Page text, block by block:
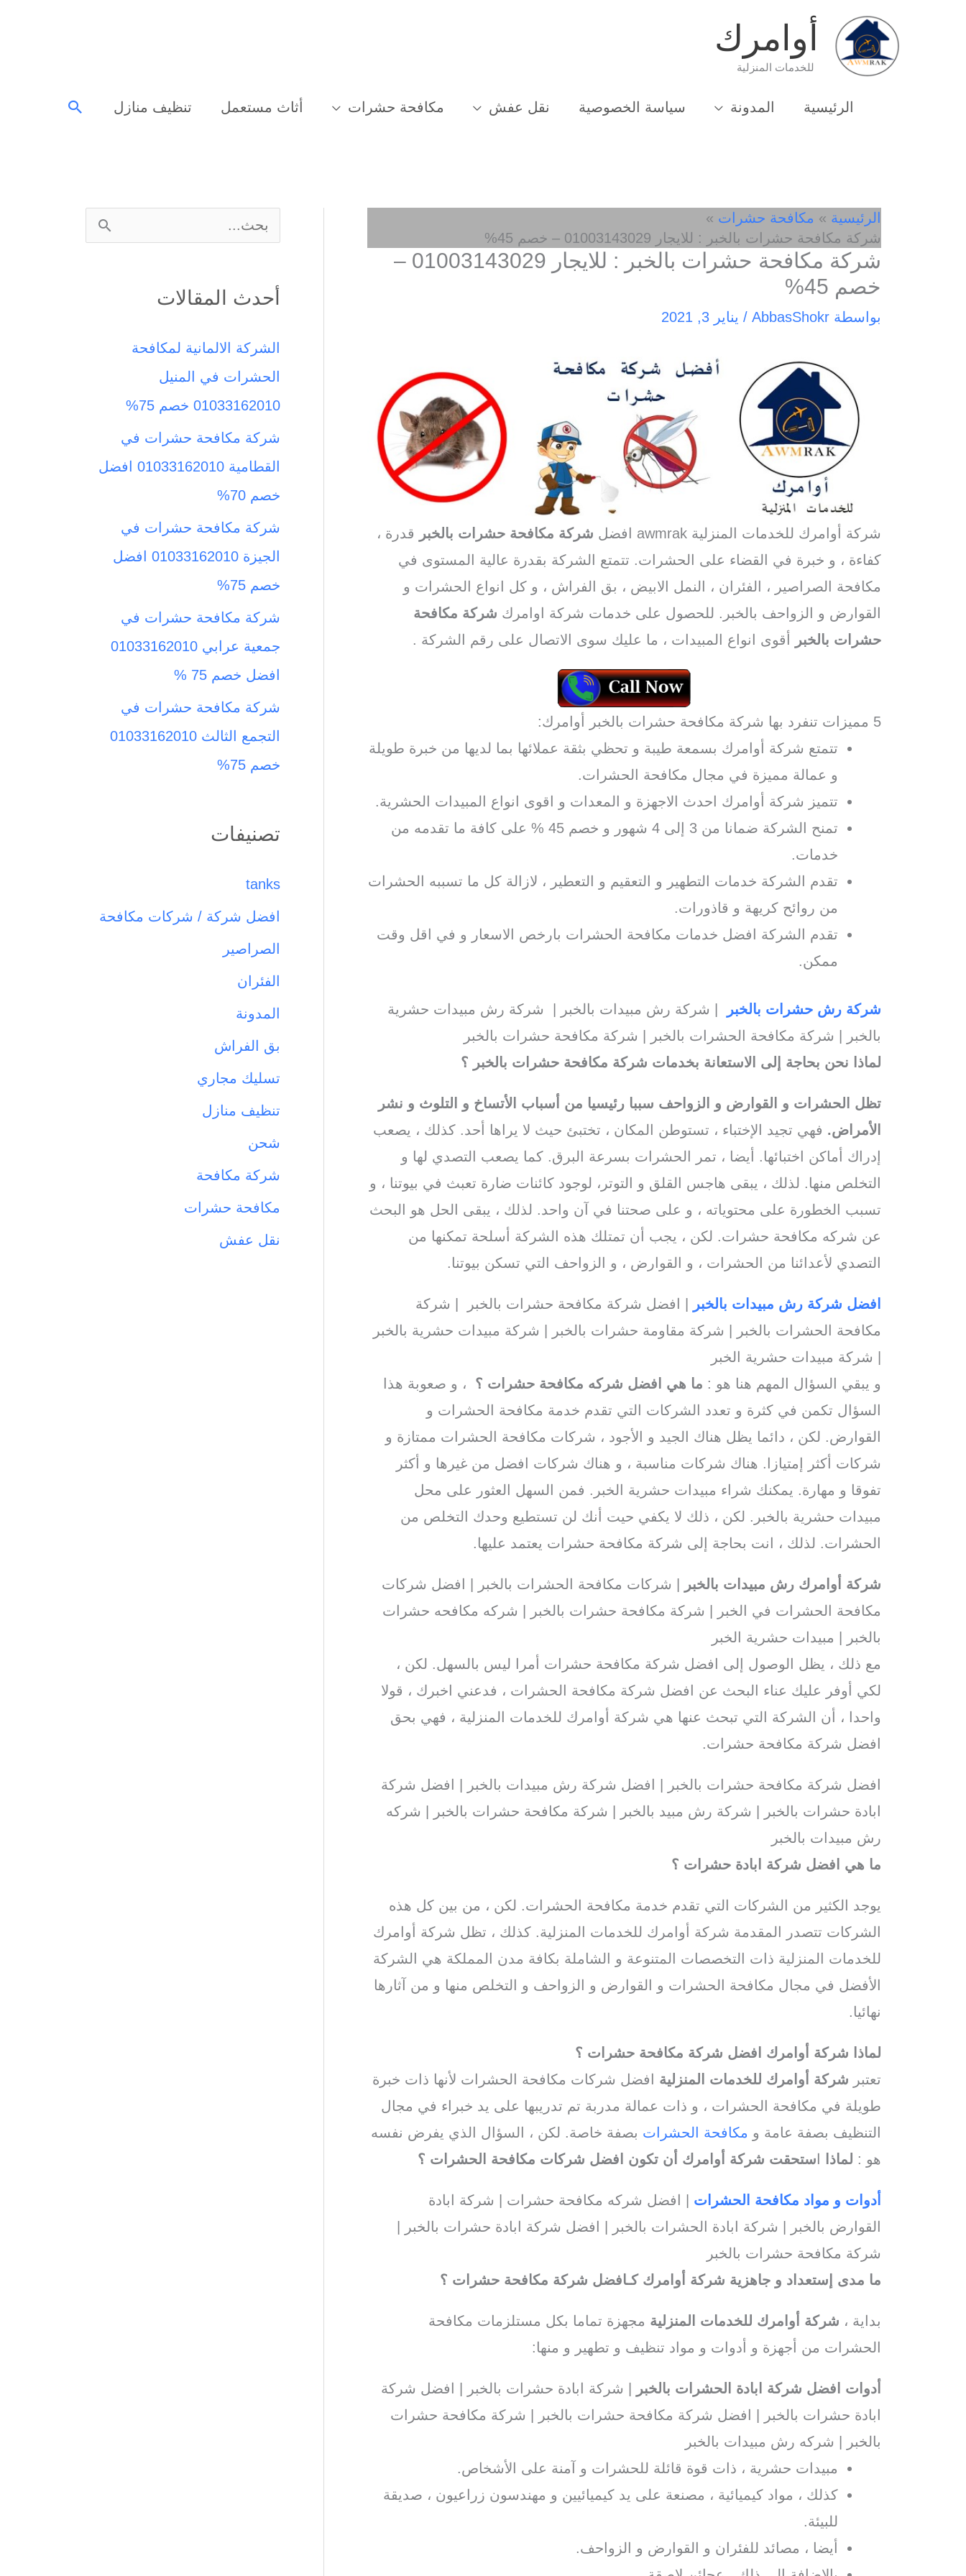
أوامرك
للخدمات المنزلية
الرئيسية المدونة سياسة الخصوصية نقل عفش مكافحة حشرات أثاث مستعمل تنظيف منازل البحث
الرئيسية
مكافحة حشرات
شركة مكافحة حشرات بالخبر : للايجار 01003143029 – خصم 45%
شركة مكافحة حشرات بالخبر : للايجار 01003143029 –
خصم 45%
بواسطة AbbasShokr
/ يناير 3, 2021
شركة أوامرك للخدمات المنزلية awmrak افضل شركة مكافحة حشرات بالخبر
قدرة ،
كفاءة ، و خبرة في القضاء على الحشرات. تتمتع الشركة بقدرة عالية المستوى في
مكافحة الصراصير ، الفئران ، النمل الابيض ، بق الفراش ، و كل انواع الحشرات و
القوارض و الزواحف بالخبر. للحصول على خدمات شركة اوامرك شركة مكافحة
حشرات بالخبر
أقوى انواع المبيدات ، ما عليك سوى الاتصال على رقم الشركة .
5 مميزات تنفرد بها شركة مكافحة حشرات بالخبر أوامرك:
تتمتع شركة أوامرك بسمعة طيبة و تحظي بثقة عملائها بما لديها من خبرة طويلة
و عمالة مميزة في مجال مكافحة الحشرات.
تتميز شركة أوامرك احدث الاجهزة و المعدات و اقوى انواع المبيدات الحشرية.
تمنح الشركة ضمانا من 3 إلى 4 شهور و خصم 45 % على كافة ما تقدمه من
خدمات.
تقدم الشركة خدمات التطهير و التعقيم و التعطير ، لازالة كل ما تسببه الحشرات
من روائح كريهة و قاذورات.
تقدم الشركة افضل خدمات مكافحة الحشرات بارخص الاسعار و في اقل وقت
ممكن.
شركة رش حشرات بالخبر
| شركة رش مبيدات بالخبر | شركة رش مبيدات حشرية
بالخبر | شركة مكافحة الحشرات بالخبر | شركة مكافحة حشرات بالخبر
لماذا نحن بحاجة إلى الاستعانة بخدمات شركة مكافحة حشرات بالخبر ؟
تظل الحشرات و القوارض و الزواحف سببا رئيسيا من أسباب الأتساخ و التلوث و نشر
الأمراض. فهي تجيد الإختباء ، تستوطن المكان ، تختبئ حيث لا يراها أحد. كذلك ، يصعب
إدراك أماكن اختبائها. أيضا ، تمر الحشرات بسرعة البرق. كما يصعب التصدي لها و
التخلص منها. لذلك ، يبقى هاجس القلق و التوتر، لوجود كائنات ضارة تعبث في بيوتنا ، و
تسبب الخطورة على محتوياته ، و على صحتنا في آن واحد. لذلك ، يبقى الحل هو البحث
عن شركه مكافحة حشرات. لكن ، يجب أن تمتلك هذه الشركة أسلحة تمكنها من
التصدي لأعدائنا من الحشرات ، و القوارض ، و الزواحف التي تسكن بيوتنا.
افضل شركة رش مبيدات بالخبر | افضل شركة مكافحة حشرات بالخبر | شركة
مكافحة الحشرات بالخبر | شركة مقاومة حشرات بالخبر | شركة مبيدات حشرية بالخبر
| شركة مبيدات حشرية الخبر
و يبقي السؤال المهم هنا هو : ما هي افضل شركه مكافحة حشرات ؟ ، و صعوبة هذا
السؤال تكمن في كثرة و تعدد الشركات التي تقدم خدمة مكافحة الحشرات و
القوارض. لكن ، دائما يظل هناك الجيد و الأجود ، شركات مكافحة الحشرات ممتازة و
شركات أكثر إمتيازا. هناك شركات مناسبة ، و هناك شركات افضل من غيرها و أكثر
تفوقا و مهارة. يمكنك شراء مبيدات حشرية الخبر. فمن السهل العثور على محل
مبيدات حشرية بالخبر. لكن ، ذلك لا يكفي حيت أنك لن تستطيع وحدك التخلص من
الحشرات. لذلك ، انت بحاجة إلى شركة مكافحة حشرات يعتمد عليها.
شركة أوامرك رش مبيدات بالخبر | شركات مكافحة الحشرات بالخبر | افضل شركات
مكافحة الحشرات في الخبر | شركة مكافحة حشرات بالخبر | شركه مكافحه حشرات
بالخبر | مبيدات حشرية الخبر
مع ذلك ، يظل الوصول إلى افضل شركة مكافحة حشرات أمرا ليس بالسهل. لكن ،
لكي أوفر عليك عناء البحث عن افضل شركة مكافحة الحشرات ، فدعني اخبرك ، قولا
واحدا ، أن الشركة التي تبحث عنها هي شركة أوامرك للخدمات المنزلية ، فهي بحق
افضل شركة مكافحة حشرات.
افضل شركة مكافحة حشرات بالخبر | افضل شركة رش مبيدات بالخبر | افضل شركة
ابادة حشرات بالخبر | شركة رش مبيد بالخبر | شركة مكافحة حشرات بالخبر | شركه
رش مبيدات بالخبر
ما هي افضل شركة ابادة حشرات ؟
يوجد الكثير من الشركات التي تقدم خدمة مكافحة الحشرات. لكن ، من بين كل هذه
الشركات تتصدر المقدمة شركة أوامرك للخدمات المنزلية. كذلك ، تظل شركة أوامرك
للخدمات المنزلية ذات التخصصات المتنوعة و الشاملة بكافة مدن المملكة هي الشركة
الأفضل في مجال مكافحة الحشرات و القوارض و الزواحف و التخلص منها و من آثارها
نهائيا.
لماذا شركة أوامرك افضل شركة مكافحة حشرات ؟
تعتبر شركة أوامرك للخدمات المنزلية افضل شركات مكافحة الحشرات لأنها ذات خبرة
طويلة في مكافحة الحشرات ، و ذات عمالة مدربة تم تدريبها على يد خبراء في مجال
التنظيف بصفة عامة و مكافحة الحشرات بصفة خاصة. لكن ، السؤال الذي يفرض نفسه
هو : لماذا استحقت شركة أوامرك أن تكون افضل شركات مكافحة الحشرات ؟
أدوات و مواد مكافحة الحشرات | افضل شركه مكافحة حشرات | شركة ابادة
القوارض بالخبر | شركة ابادة الحشرات بالخبر | افضل شركة ابادة حشرات بالخبر |
شركة مكافحة حشرات بالخبر
ما مدى إستعداد و جاهزية شركة أوامرك كـافضل شركة مكافحة حشرات ؟
بداية ، شركة أوامرك للخدمات المنزلية مجهزة تماما بكل مستلزمات مكافحة
الحشرات من أجهزة و أدوات و مواد تنظيف و تطهير و منها:
أدوات افضل شركة ابادة الحشرات بالخبر | شركة ابادة حشرات بالخبر | افضل شركة
ابادة حشرات بالخبر | افضل شركة مكافحة حشرات بالخبر | شركة مكافحة حشرات
بالخبر | شركه رش مبيدات بالخبر
مبيدات حشرية ، ذات قوة قائلة للحشرات و آمنة على الأشخاص.
كذلك ، مواد كيميائية ، مصنعة على يد كيميائيين و مهندسون زراعيون ، صديقة
للبيئة.
أيضا ، مصائد للفئران و القوارض و الزواحف.
ب
ث
ع
ن
أحدث المقالات
الشركة الالمانية لمكافحة
الحشرات في المنيل
01033162010 خصم 75%
شركة مكافحة حشرات في
القطامية 01033162010 افضل
خصم 70%
شركة مكافحة حشرات في
الجيزة 01033162010 افضل
خصم 75%
شركة مكافحة حشرات في
جمعية عرابي 01033162010
افضل خصم 75 %
شركة مكافحة حشرات في
التجمع الثالث 01033162010
خصم 75%
تصنيفات
tanks
افضل شركة / شركات مكافحة
الصراصير
الفئران
المدونة
بق الفراش
تسليك مجاري
تنظيف منازل
شحن
شركة مكافحة
مكافحة حشرات
نقل عفش